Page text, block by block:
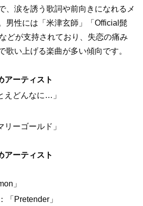
、涙を誘う歌詞や前向きになれるメ
男性には「米津玄師」「Official髭
どが支持されており、失恋の痛み
歌い上げる楽曲が多い傾向です。
アーティスト
えどんなに…」
ーゴールド」
アーティスト
」
「Pretender」